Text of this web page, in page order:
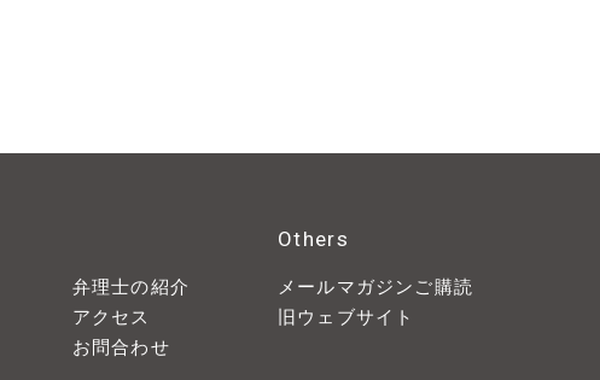
弁理士の紹介
アクセス
お問合わせ
Others
メールマガジンご購読
旧ウェブサイト